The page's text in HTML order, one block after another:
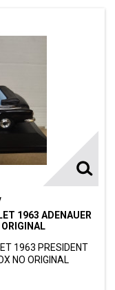
1963 ADENAUER
1963 PRESIDENT
NO ORIGINAL